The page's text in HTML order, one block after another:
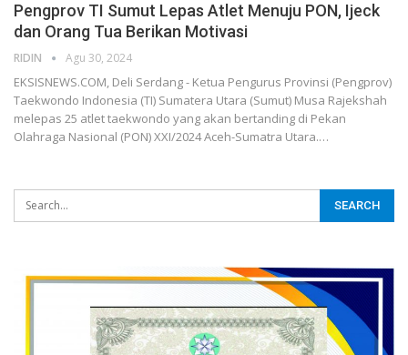
Pengprov TI Sumut Lepas Atlet Menuju PON, Ijeck
dan Orang Tua Berikan Motivasi
RIDIN Agu 30, 2024
EKSISNEWS.COM, Deli Serdang - Ketua Pengurus Provinsi (Pengprov)
Taekwondo Indonesia (TI) Sumatera Utara (Sumut) Musa Rajekshah
melepas 25 atlet taekwondo yang akan bertanding di Pekan
Olahraga Nasional (PON) XXI/2024 Aceh-Sumatra Utara.…